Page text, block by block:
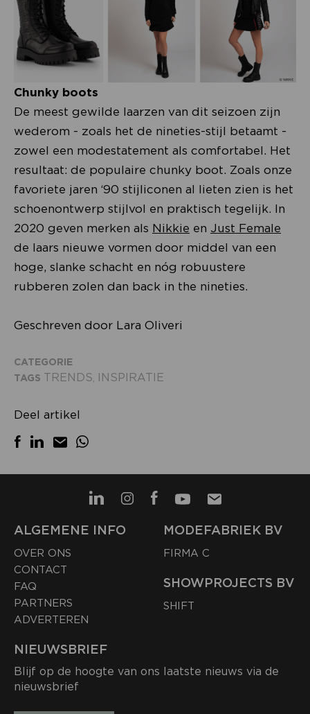
Chunky boots
De meest gewilde laarzen van dit seizoen zijn
wederom - zoals het de nineties-stijl betaamt -
zowel een modestatement als comfortabel. Het
resultaat: de populaire chunky boot. Zoals onze
favoriete jaren ‘90 stijliconen al lieten zien is het
schoenontwerp stijlvol en praktisch tegelijk. In
2020 geven merken als Nikkie en Just Female
de laars nieuwe vormen door middel van een
hoge, slanke schacht en nóg robuustere
rubberen zolen dan back in the nineties.
Geschreven door Lara Oliveri
CATEGORIE
TAGS TRENDS INSPIRATIE
Deel artikel
ALGEMENE INFO
OVER ONS
CONTACT
FAQ
PARTNERS
ADVERTEREN
MODEFABRIEK BV
FIRMA C
SHOWPROJECTS BV
SHIFT
NIEUWSBRIEF
Blijf op de hoogte van ons laatste nieuws via de
nieuwsbrief